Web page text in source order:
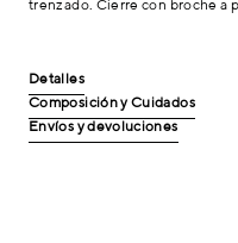
trenzado. Cierre con broche a
Detalles
Composición y Cuidados
Envíos y devoluciones